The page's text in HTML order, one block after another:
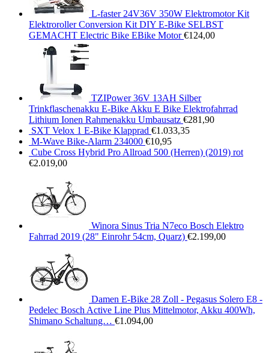
L-faster 24V36V 350W Elektromotor Kit
Elektroroller Conversion Kit DIY E-Bike SELBST
GEMACHT Electric Bike EBike Motor €124,00
TZIPower 36V 13AH Silber
Trinkflaschenakku E-Bike Akku E Bike Elektrofahrrad
Lithium Ionen Rahmenakku Umbausatz €281,90
SXT Velox 1 E-Bike Klapprad €1.033,35
M-Wave Bike-Alarm 234000 €10,95
Cube Cross Hybrid Pro Allroad 500 (Herren) (2019) rot
€2.019,00
Winora Sinus Tria N7eco Bosch Elektro
Fahrrad 2019 (28" Einrohr 54cm, Quarz) €2.199,00
Damen E-Bike 28 Zoll - Pegasus Solero E8 -
Pedelec Bosch Active Line Plus Mittelmotor, Akku 400Wh,
Shimano Schaltung… €1.094,00